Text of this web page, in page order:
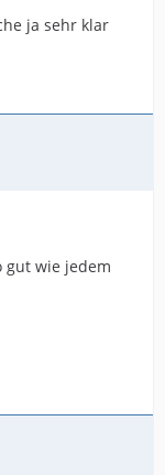
ja sehr klar
gut wie jedem